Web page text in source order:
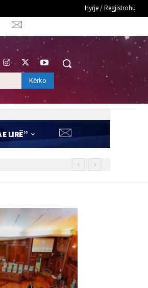
Hyrje / Regjistrohu
Kërko
E LIRË”